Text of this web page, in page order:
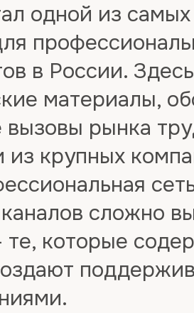
одной из
в России.
материалы,
вызовы рынка
из крупных
сложно
которые